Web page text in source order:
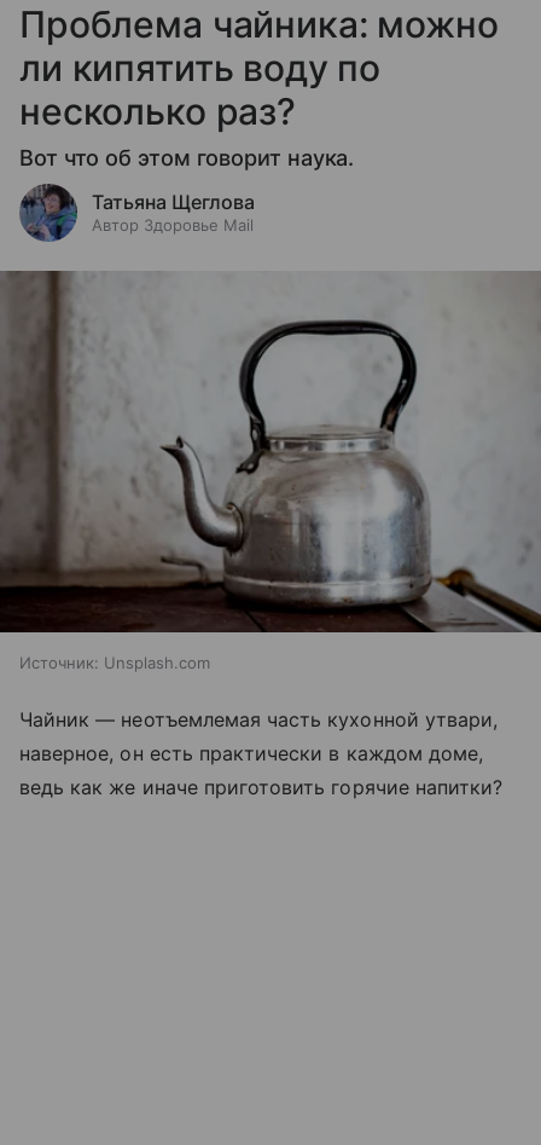
Проблема чайника: можно
ли кипятить воду по
несколько раз?
Вот что об этом говорит наука.
Татьяна Щеглова
Автор Здоровье Mail
Источник: Unsplash.com
Чайник — неотъемлемая часть кухонной утвари,
наверное, он есть практически в каждом доме,
ведь как же иначе приготовить горячие напитки?